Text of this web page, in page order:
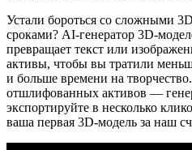
Устали бороться со сложными
сроками? AI-генератор 3D-
превращает текст или
активы, чтобы вы тратили
и больше времени на
отшлифованных активов —
экспортируйте в несколько
ваша первая 3D-модель за наш